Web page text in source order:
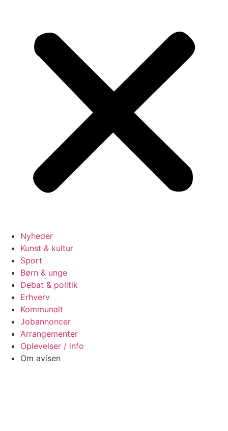
Nyheder
Kunst & kultur
Sport
Børn & unge
Debat & politik
Erhverv
Kommunalt
Jobannoncer
Arrangementer
Oplevelser / info
Om avisen